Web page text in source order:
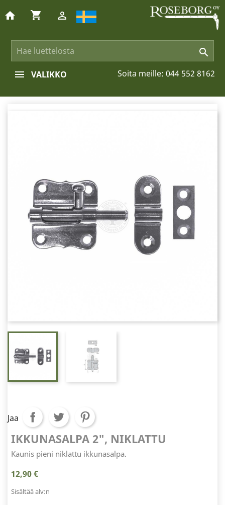

home shopping_cart 
Soita meille: 044 552 8162
VALIKKO
Jaa
IKKUNASALPA 2", NIKLATTU
Kaunis pieni niklattu ikkunasalpa.
12,90 €
Sisältää alv:n